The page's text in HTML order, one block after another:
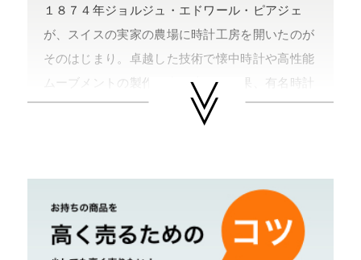
１８７４年ジョルジュ・エドワール・ピアジェ
が、スイスの実家の農場に時計工房を開いたのが
そのはじまり。卓越した技術で懐中時計や高性能
ムーブメントの製作に力を注いだ結果、有名時計
ブランドからの評価も高まり、ピアジェの名を時
計界に広める。１９４３年には、ピアジェの名を
開ける。
ピアジェは薄型ムーブメント制作に力を注ぎ、厚
さ２ｍｍの手巻極薄メカニカルムーブメント「キ
ャリバー９Ｐ」を開発し、ヒットモデルとなるエ